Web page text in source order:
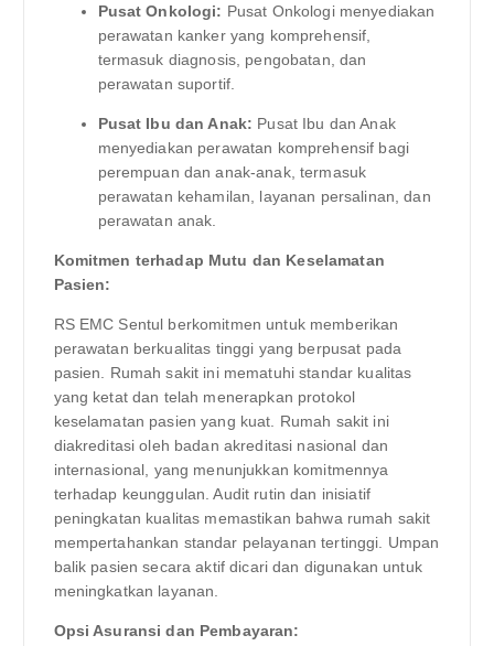
Pusat Onkologi: Pusat Onkologi menyediakan
perawatan kanker yang komprehensif,
termasuk diagnosis, pengobatan, dan
perawatan suportif.
Pusat Ibu dan Anak: Pusat Ibu dan Anak
menyediakan perawatan komprehensif bagi
perempuan dan anak-anak, termasuk
perawatan kehamilan, layanan persalinan, dan
perawatan anak.
Komitmen terhadap Mutu dan Keselamatan
Pasien:
RS EMC Sentul berkomitmen untuk memberikan
perawatan berkualitas tinggi yang berpusat pada
pasien. Rumah sakit ini mematuhi standar kualitas
yang ketat dan telah menerapkan protokol
keselamatan pasien yang kuat. Rumah sakit ini
diakreditasi oleh badan akreditasi nasional dan
internasional, yang menunjukkan komitmennya
terhadap keunggulan. Audit rutin dan inisiatif
peningkatan kualitas memastikan bahwa rumah sakit
mempertahankan standar pelayanan tertinggi. Umpan
balik pasien secara aktif dicari dan digunakan untuk
meningkatkan layanan.
Opsi Asuransi dan Pembayaran: